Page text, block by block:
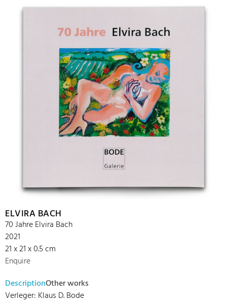
ELVIRA BACH
70 Jahre Elvira Bach
2021
21 x 21 x 0.5 cm
Enquire
DescriptionOther works
Verleger: Klaus D. Bode